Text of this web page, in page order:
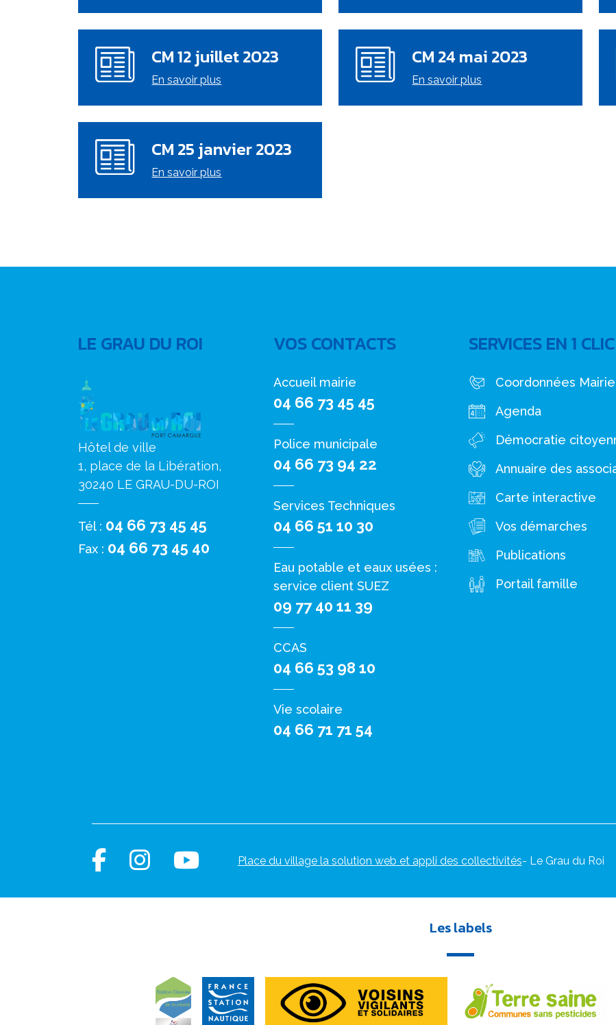
CM 12 juillet 2023
En savoir plus
CM 24 mai 2023
En savoir plus
CM 25 janvier 2023
En savoir plus
LE GRAU DU ROI
Hôtel de ville
1, place de la Libération,
30240 LE GRAU-DU-ROI
Tél : 04 66 73 45 45
Fax : 04 66 73 45 40
VOS CONTACTS
Accueil mairie
04 66 73 45 45
Police municipale
04 66 73 94 22
Services Techniques
04 66 51 10 30
Eau potable et eaux usées :
service client SUEZ
09 77 40 11 39
CCAS
04 66 53 98 10
Vie scolaire
04 66 71 71 54
SERVICES EN 1 CLIC
Coordonnées Mairie
Agenda
Démocratie
Annuaire des
Carte interactive
Vos démarches
Publications
Portail famille
Place du village la solution web et appli des collectivités- Le Grau du Roi
Les labels